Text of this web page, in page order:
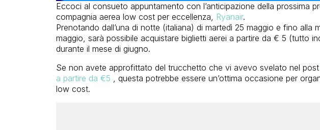
Eccoci al consueto appuntamento con l’anticipazione della prossima
compagnia aerea low cost per eccellenza,
Ryanair.
Prenotando dall’una di notte (italiana) di martedì 25 maggio e fino alla
maggio, sarà possibile acquistare biglietti aerei a partire da € 5 (tutto
durante il mese di giugno.
Se non avete approfittato del trucchetto che vi avevo svelato nel post
a partire da €5 , questa potrebbe essere un’ottima occasione per
low cost.